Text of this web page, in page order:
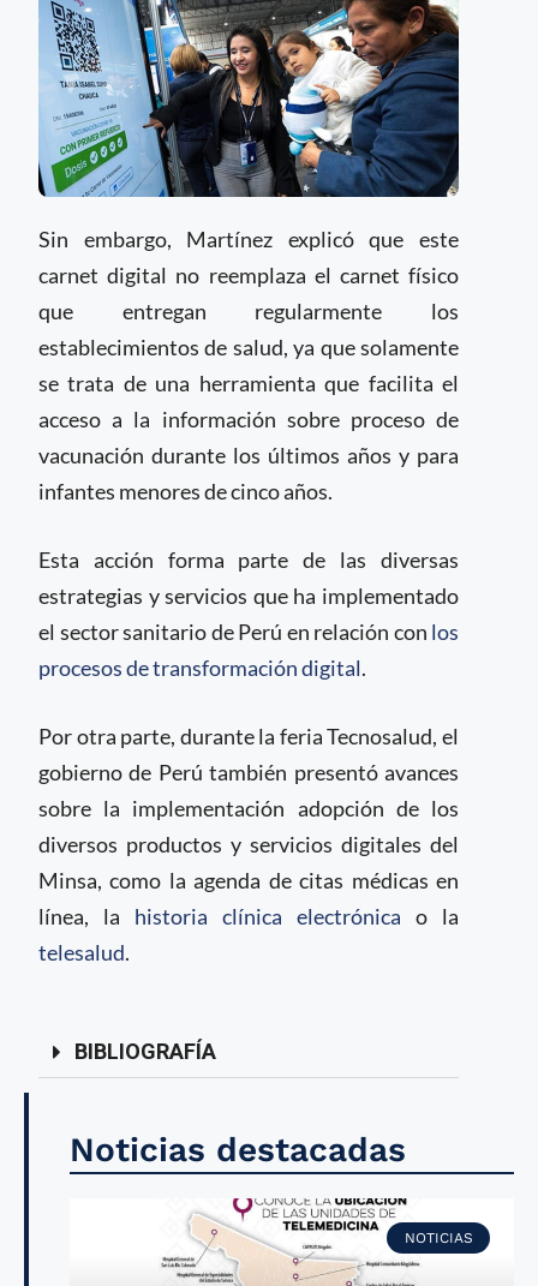
Sin embargo, Martínez explicó que este
carnet digital no reemplaza el carnet físico
que entregan regularmente los
establecimientos de salud, ya que solamente
se trata de una herramienta que facilita el
acceso a la información sobre proceso de
vacunación durante los últimos años y para
infantes menores de cinco años.
Esta acción forma parte de las diversas
estrategias y servicios que ha implementado
el sector sanitario de Perú en relación con los
procesos de transformación digital.
Por otra parte, durante la feria Tecnosalud, el
gobierno de Perú también presentó avances
sobre la implementación adopción de los
diversos productos y servicios digitales del
Minsa, como la agenda de citas médicas en
línea, la historia clínica electrónica o la
telesalud.
BIBLIOGRAFÍA
Noticias destacadas
NOTICIAS